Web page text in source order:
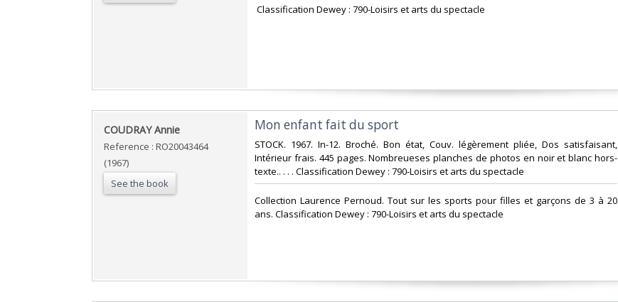
‎ Classification Dewey : 790-Loisirs et arts du spectacle‎
‎COUDRAY Annie‎
Reference : RO20043464
(1967)
See the book
‎Mon enfant fait du sport‎
‎STOCK. 1967. In-12. Broché. Bon état, Couv. légèrement pliée, Dos satisfaisant,
Intérieur frais. 445 pages. Nombreueses planches de photos en noir et blanc hors-
texte.. . . . Classification Dewey : 790-Loisirs et arts du spectacle‎
‎Collection Laurence Pernoud. Tout sur les sports pour filles et garçons de 3 à 20
ans. Classification Dewey : 790-Loisirs et arts du spectacle‎